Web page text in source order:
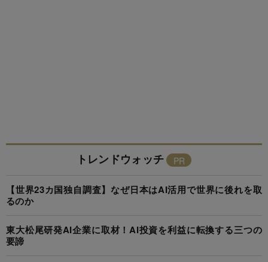
トレンドウォッチ
【世界23カ国独自調査】なぜ日本はAI活用で世界に後れを取
るのか
東大松尾研発AI企業に取材！AI投資を利益に転換する三つの
要諦